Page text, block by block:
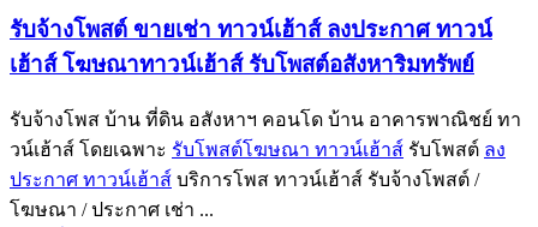
รับจ้างโพสต์ ขายเช่า ทาวน์เฮ้าส์ ลงประกาศ ทาวน์
เฮ้าส์ โฆษณาทาวน์เฮ้าส์ รับโพสต์อสังหาริมทรัพย์
รับจ้างโพส บ้าน ที่ดิน อสังหาฯ คอนโด บ้าน อาคารพาณิชย์ ทา
วน์เฮ้าส์ โดยเฉพาะ รับโพสต์โฆษณา ทาวน์เฮ้าส์ รับโพสต์ ลง
ประกาศ ทาวน์เฮ้าส์ บริการโพส ทาวน์เฮ้าส์ รับจ้างโพสต์ /
โฆษณา / ประกาศ เช่า ...